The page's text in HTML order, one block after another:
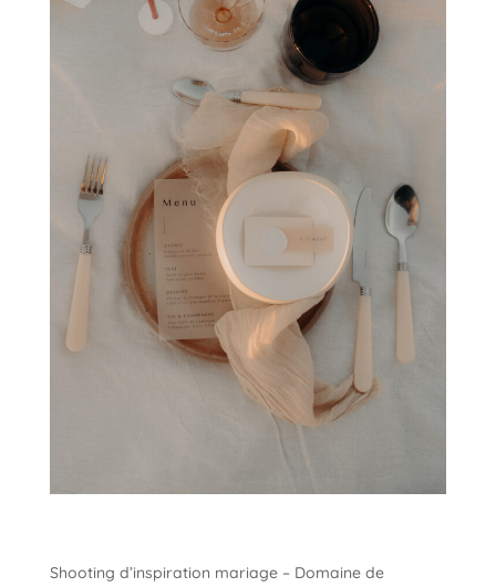
Shooting d’inspiration mariage – Domaine de